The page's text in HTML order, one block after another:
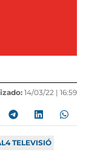
14/03/22 | 16:59
TELEVISIÓ